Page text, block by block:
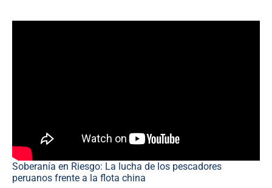
Soberanía en Riesgo: La lucha de los pescadores
peruanos frente a la flota china